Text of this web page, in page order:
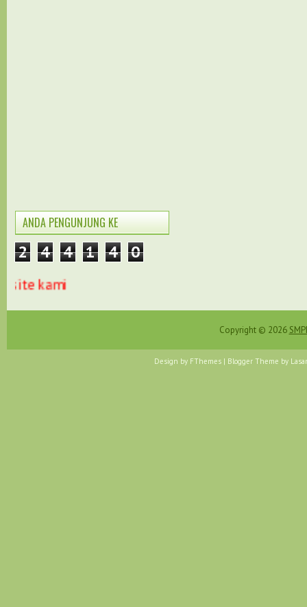
ANDA PENGUNJUNG KE
2 4 4 1 4 0
kami
Copyright © 2026
Design by FThemes | Blogger Theme by